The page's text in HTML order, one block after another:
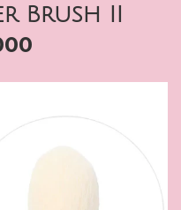
Brush II